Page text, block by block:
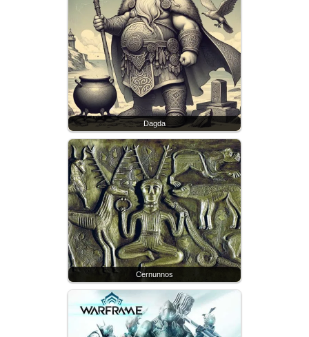
Dagda
Cernunnos